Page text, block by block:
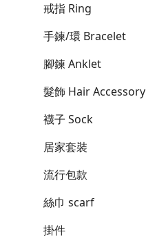
戒指 Ring
手鍊/環 Bracelet
腳鍊 Anklet
髮飾 Hair Accessory
襪子 Sock
居家套裝
流行包款
絲巾 scarf
掛件